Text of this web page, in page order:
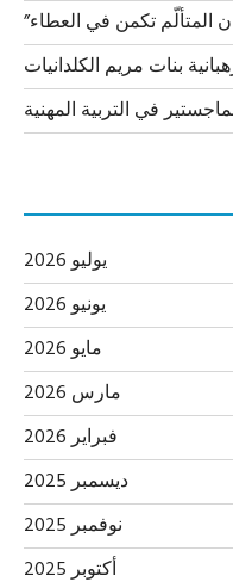
المتألّم تكمن في العطاء”
بنات مريم الكلدانيات
في التربية المهنية
يوليو 2026
يونيو 2026
مايو 2026
مارس 2026
فبراير 2026
ديسمبر 2025
نوفمبر 2025
أكتوبر 2025